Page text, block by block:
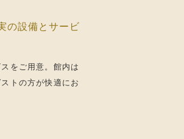
の設備とサービ
をご用意。館内は
トの方が快適にお